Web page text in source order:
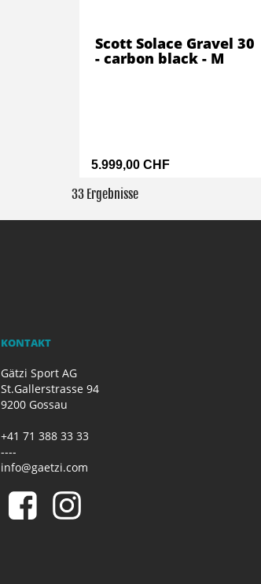
5.999,00 CHF
Scott Solace Gravel 30
- carbon black - M
33 Ergebnisse
KONTAKT
Gätzi Sport AG
St.Gallerstrasse 94
9200 Gossau
+41 71 388 33 33
----
info@gaetzi.com